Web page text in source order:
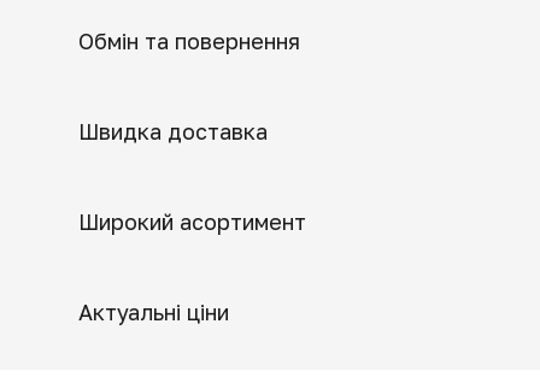
Обмін та повернення
Швидка доставка
Широкий асортимент
Актуальні ціни